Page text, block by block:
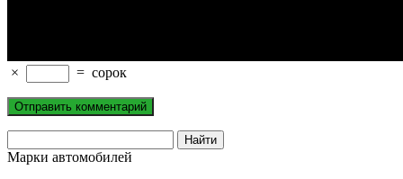
× = сорок
Марки автомобилей